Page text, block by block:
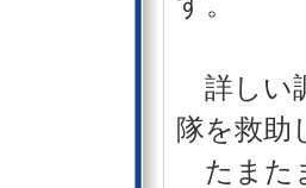
詳しい
隊を救助
たまた